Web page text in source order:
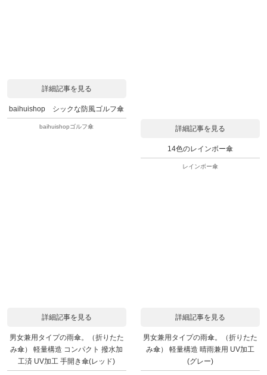
詳細記事を見る
baihuishop シックな防風ゴルフ傘
baihuishopゴルフ傘 詳細記事を見る
14色のレインボー傘
レインボー傘
詳細記事を見る
男女兼用タイプの雨傘。（折りたた
み傘） 軽量構造 コンパクト 撥水加
工済 UV加工 手開き傘(レッド)
詳細記事を見る
男女兼用タイプの雨傘。（折りたた
み傘） 軽量構造 晴雨兼用 UV加工
(グレー)